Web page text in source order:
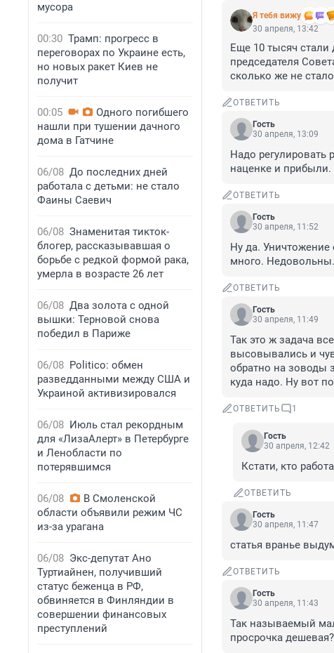
мусора
00:30 Трамп: прогресс в
переговорах по Украине есть,
но новых ракет Киев не
получит
00:05
Одного погибшего
нашли при тушении дачного
дома в Гатчине
06/08 До последних дней
работала с детьми: не стало
Фаины Саевич
06/08 Знаменитая тикток-
блогер, рассказывавшая о
борьбе с редкой формой рака,
умерла в возрасте 26 лет
06/08 Два золота с одной
вышки: Терновой снова
победил в Париже
06/08 Politico: обмен
разведданными между США и
Украиной активизировался
06/08 Июль стал рекордным
для «ЛизаАлерт» в Петербурге
и Ленобласти по
потерявшимся
06/08
В Смоленской
области объявили режим ЧС
из-за урагана
06/08 Экс-депутат Ано
Туртиайнен, получивший
статус беженца в РФ,
обвиняется в Финляндии в
совершении финансовых
преступлений
Я тебя вижу
30 апреля, 13:42
Еще 10 тысяч стали
председателя
сколько же не стало
ОТВЕТИТЬ
Гость
30 апреля, 13:09
Надо регулировать
наценке и
ОТВЕТИТЬ
Гость
30 апреля, 11:52
Ну да. Уничтожение
много.
ОТВЕТИТЬ
Гость
30 апреля, 11:49
Так это ж задача
высовывались и
обратно на зоводы
куда надо. Ну вот
ОТВЕТИТЬ 1
Гость
30 апреля, 12:42
Кстати, кто
ОТВЕТИТЬ
Гость
30 апреля, 11:47
статья вранье
ОТВЕТИТЬ
Гость
30 апреля, 11:43
Так называемый
просрочка дешевая?